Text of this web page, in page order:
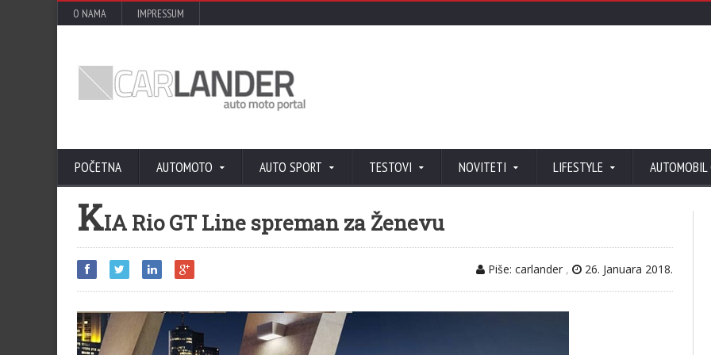
O NAMA IMPRESSUM
POČETNA AUTOMOTO AUTO SPORT TESTOVI NOVITETI LIFESTYLE AUTOMOBIL
KIA Rio GT Line spreman za Ženevu
Piše: carlander , 26. Januara 2018.